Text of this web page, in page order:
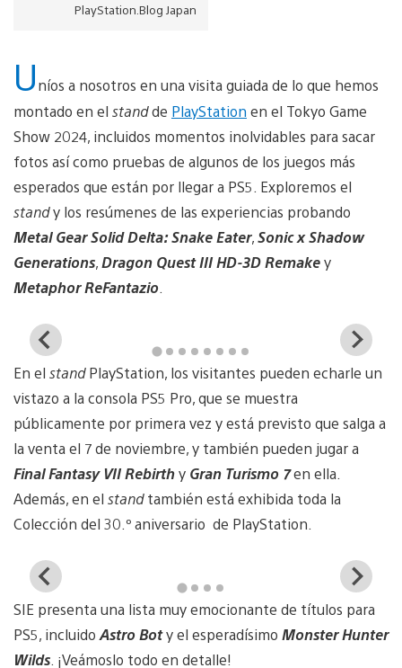
PlayStation.Blog Japan
Uníos a nosotros en una visita guiada de lo que hemos
montado en el standde PlayStation en el Tokyo Game
Show 2024, incluidos momentos inolvidables para sacar
fotos así como pruebas de algunos de los juegos más
esperados que están por llegar a PS5. Exploremos el
standy los resúmenes de las experiencias probando
Metal Gear Solid Delta: Snake Eater,Sonic x Shadow
Generations,Dragon Quest III HD-3D Remakey
Metaphor ReFantazio
View
download
image
En el standPlayStation, los visitantes pueden echarle un
vistazo a la consola PS5 Pro, que se muestra
públicamente por primera vez y está previsto que salga a
la venta el 7 de noviembre, y también pueden jugar a
Final Fantasy VII Rebirthy Gran Turismo 7en ella.
Además, en el standtambién está exhibida toda la
Colección del 30.º aniversario de PlayStation.
View
and
download
image
SIE presenta una lista muy emocionante de títulos para
PS5, incluido Astro Boty el esperadísimo Monster Hunter
Wilds . ¡Veámoslo todo en detalle!